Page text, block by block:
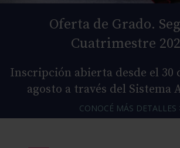
Oferta de Grado.
Cuatrimestre
Inscripción abierta desde el 30
agosto a través del Sistema
CONOCÉ MÁS DETALLES